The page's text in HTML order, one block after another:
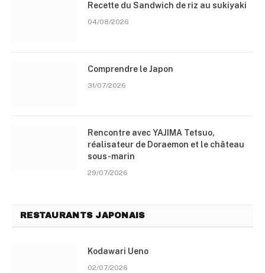
Recette du Sandwich de riz au sukiyaki
04/08/2026
Comprendre le Japon
31/07/2026
Rencontre avec YAJIMA Tetsuo,
réalisateur de Doraemon et le château
sous-marin
29/07/2026
RESTAURANTS JAPONAIS
Kodawari Ueno
02/07/2026